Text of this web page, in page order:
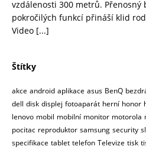
vzdálenosti 300 metrů.
pokročilých funkcí přináší klid
Video [...]
Štítky
akce android aplikace asus BenQ
dell disk displej fotoaparát herní honor
lenovo mobil mobilní monitor motorola
pocitac reproduktor samsung security
specifikace tablet telefon Televize tisk